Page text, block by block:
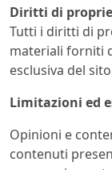
Diritti di
Tutti i diritti di
materiali forniti
esclusiva del
Limitazioni ed
Opinioni e
contenuti